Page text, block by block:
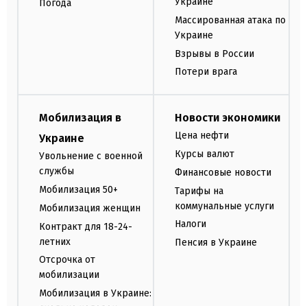
Погода
Массированная атака по
Украине
Взрывы в России
Потери врага
Мобилизация в
Украине
Увольнение с военной
службы
Мобилизация 50+
Мобилизация женщин
Контракт для 18-24-
летних
Отсрочка от
мобилизации
Мобилизация в Украине:
Новости экономики
Цена нефти
Курсы валют
Финансовые новости
Тарифы на
коммунальные услуги
Налоги
Пенсия в Украине